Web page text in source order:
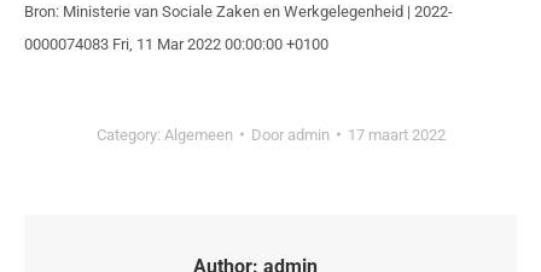
Bron: Ministerie van Sociale Zaken en Werkgelegenheid | 2022-
0000074083 Fri, 11 Mar 2022 00:00:00 +0100
Category: Algemeen Door admin 17 maart 2022
Author: admin